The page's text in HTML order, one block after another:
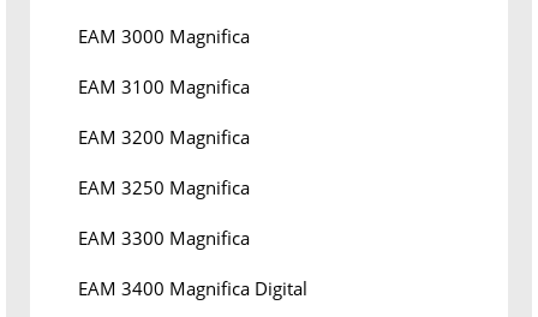
EAM 3000 Magnifica
EAM 3100 Magnifica
EAM 3200 Magnifica
EAM 3250 Magnifica
EAM 3300 Magnifica
EAM 3400 Magnifica Digital